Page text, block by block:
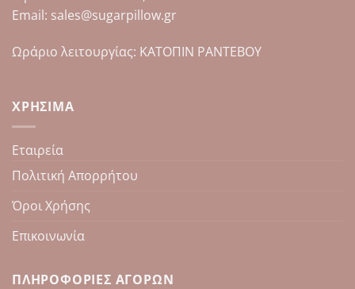
του
Email: sales@sugarpillow.gr
Ωράριο λειτουργίας: ΚΑΤΟΠΙΝ ΡΑΝΤΕΒΟΥ
ΧΡΉΣΙΜΑ
Εταιρεία
Πολιτική Απορρήτου
Όροι Χρήσης
Επικοινωνία
ΠΛΗΡΟΦΟΡΊΕΣ ΑΓΟΡΏΝ